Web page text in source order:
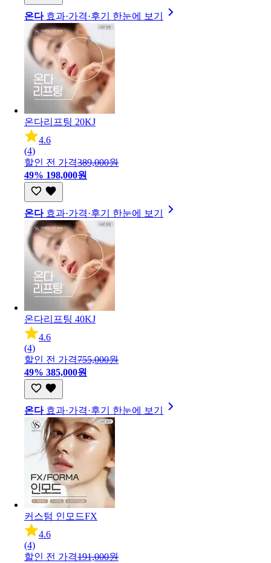
온다효과·가격·후기 한눈에 보기
온다리프팅 20KJ
4.6
(4)
할인 전 가격389,000원
49% 198,000원
온다효과·가격·후기 한눈에 보기
온다리프팅 40KJ
4.6
(4)
할인 전 가격755,000원
49% 385,000원
온다효과·가격·후기 한눈에 보기
커스텀 인모드FX
4.6
(4)
할인 전 가격191,000원